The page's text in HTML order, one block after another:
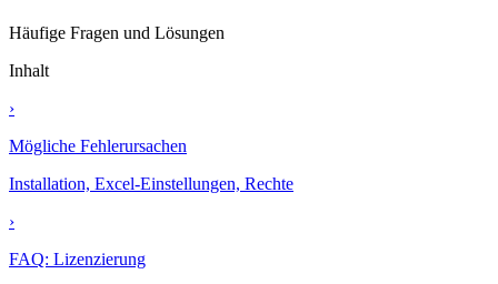
Häufige Fragen und Lösungen
Inhalt
›
Mögliche Fehlerursachen
Installation, Excel-Einstellungen, Rechte
›
FAQ: Lizenzierung